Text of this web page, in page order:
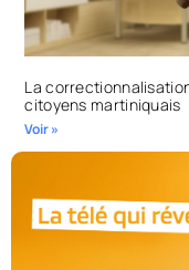
La
citoyens martiniquais
Voir »